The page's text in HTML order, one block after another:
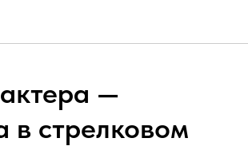
—
в стрелковом